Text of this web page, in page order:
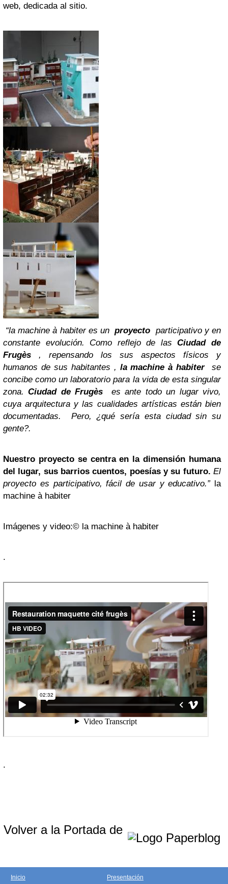
web, dedicada al sitio.
“la machine à habiter es unproyecto participativo y en
constante evolución. Como reflejo de lasCiudad de
Frugès , repensando los sus aspectos físicos y
humanos de sus habitantes , la machine à habiter
se
concibe como un laboratorio para la vida de esta singular
zona.Ciudad de Frugès
es ante todo un lugar vivo,
cuya arquitectura y las cualidades artísticas están bien
documentadas. Pero, ¿qué sería esta ciudad sin su
gente?.
Nuestro proyecto se centra en la dimensión humana
del lugar, sus barrios cuentos, poesías y su futuro. El
proyecto es participativo, fácil de usar y educativo.” la
machine à habiter
Imágenes y video:© la machine à habiter
.
.
Volver a la Portada de
Inicio
Presentación